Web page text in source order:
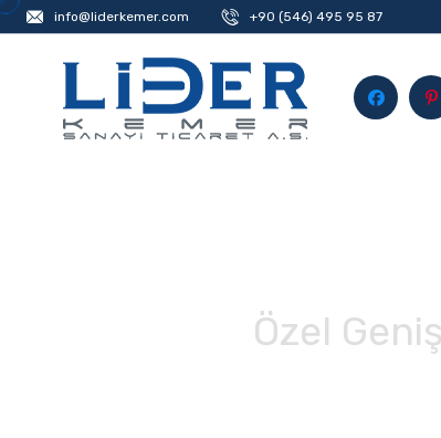
info@liderkemer.com +90 (546) 495 95 87
Özel